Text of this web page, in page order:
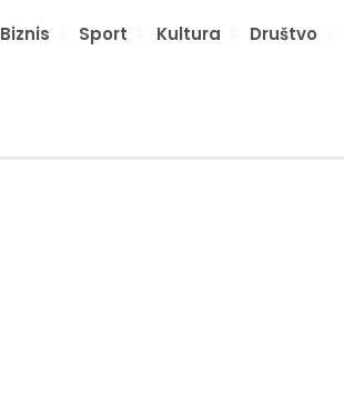
Biznis Sport Kultura Društvo